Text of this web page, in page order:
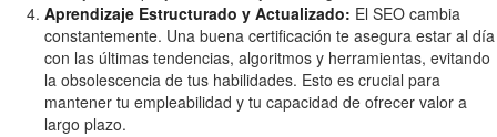
Aprendizaje Estructurado y Actualizado: El SEO cambia
constantemente. Una buena certificación te asegura estar al día
con las últimas tendencias, algoritmos y herramientas, evitando
la obsolescencia de tus habilidades. Esto es crucial para
mantener tu empleabilidad y tu capacidad de ofrecer valor a
largo plazo.